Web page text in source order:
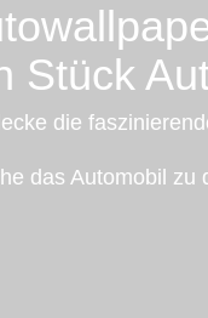
Stück
die
das Automobil zu